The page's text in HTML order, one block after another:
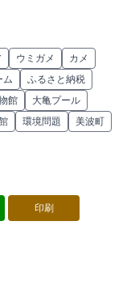
ウミガメ
カメ
ム
ふるさと納税
館
大亀プール
環境問題 美波町
印刷